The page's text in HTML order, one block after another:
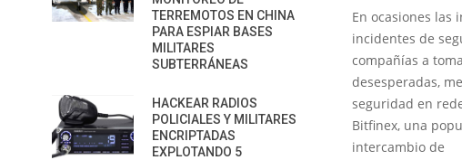
08-
05
En ocasiones las
incidentes de
compañías a
desesperadas,
seguridad en
Bitfinex, una
intercambio de
TERREMOTOS EN CHINA
PARA ESPIAR BASES
MILITARES
SUBTERRÁNEAS
HACKEAR RADIOS
POLICIALES Y MILITARES
ENCRIPTADAS
EXPLOTANDO 5